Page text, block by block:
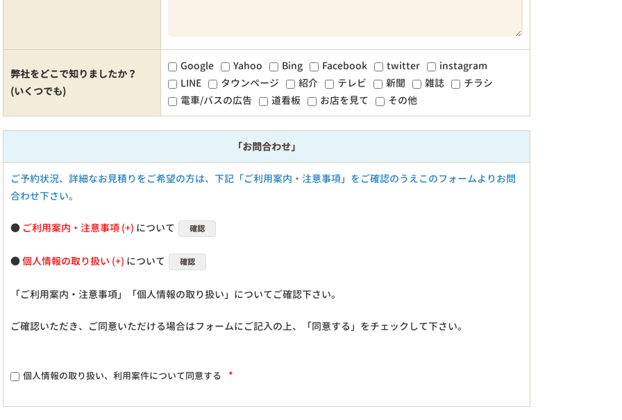
弊社をどこで知りましたか？
(いくつでも)
Google Yahoo Bing Facebook twitter
instagram
LINE
タウンページ 紹介 テレビ 新聞 雑誌
チラシ
電車/バスの広告
道看板 お店を見て その他
「お問合わせ」
ご予約状況、詳細なお見積りをご希望の方は、下記「ご利用案内・注意事項」をご確認のうえこのフォームよりお問
合わせ下さい。
● ご利用案内・注意事項 について 確認
●個人情報の取り扱い について 確認
「ご利用案内・注意事項」「個人情報の取り扱い」についてご確認下さい。
ご確認いただき、ご同意いただける場合はフォームにご記入の上、「同意する」をチェックして下さい。
個人情報の取り扱い、利用案件について同意する *